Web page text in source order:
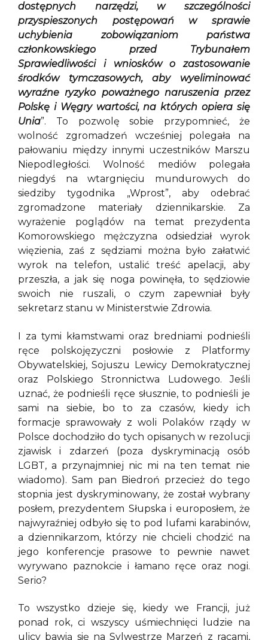
dostępnych narzędzi, w szczególności
przyspieszonych postępowań w sprawie
uchybienia zobowiązaniom państwa
członkowskiego przed Trybunałem
Sprawiedliwości i wniosków o zastosowanie
środków tymczasowych, aby wyeliminować
wyraźne ryzyko poważnego naruszenia przez
Polskę i Węgry wartości, na których opiera się
Unia”. To pozwolę sobie przypomnieć, że
wolność zgromadzeń wcześniej polegała na
pałowaniu między innymi uczestników Marszu
Niepodległości. Wolność mediów polegała
niegdyś na wtargnięciu mundurowych do
siedziby tygodnika „Wprost”, aby odebrać
zgromadzone materiały dziennikarskie. Za
wyrażenie poglądów na temat prezydenta
Komorowskiego mężczyzna odsiedział wyrok
więzienia, zaś z sędziami można było załatwić
wyrok na telefon, ustalić treść apelacji, aby
przeszła, a jak się noga powinęła, to sędziowie
swoich nie ruszali, o czym zapewniał były
sekretarz stanu w Ministerstwie Zdrowia.
I za tymi kłamstwami oraz bredniami podnieśli
ręce polskojęzyczni posłowie z Platformy
Obywatelskiej, Sojuszu Lewicy Demokratycznej
oraz Polskiego Stronnictwa Ludowego. Jeśli
uznać, że podnieśli ręce słusznie, to podnieśli je
sami na siebie, bo to za czasów, kiedy ich
formacje sprawowały z woli Polaków rządy w
Polsce dochodziło do tych opisanych w rezolucji
zjawisk i zdarzeń (poza dyskryminacją osób
LGBT, a przynajmniej nic mi na ten temat nie
wiadomo). Sam pan Biedroń przecież do tego
stopnia jest dyskryminowany, że został wybrany
posłem, prezydentem Słupska i europosłem, że
najwyraźniej odbyło się to pod lufami karabinów,
a dziennikarzom, którzy nie chcieli chodzić na
jego konferencje prasowe to pewnie nawet
wyrywano paznokcie i łamano ręce oraz nogi.
Serio?
To wszystko dzieje się, kiedy we Francji, już
ponad rok, ci wszyscy uśmiechnięci ludzie na
ulicy bawią się na Sylwestrze Marzeń z racami,